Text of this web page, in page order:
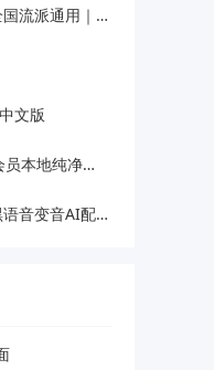
通用｜会员版
文版
净小说阅读器
音AI配高级版